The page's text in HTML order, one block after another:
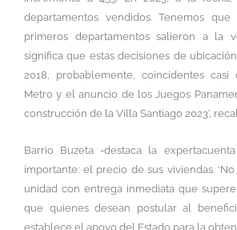
departamentos vendidos. Tenemos
primeros departamentos salieron a la
significa que estas decisiones de
2018, probablemente, coincidentes
Metro y el anuncio de los Juegos
construcción de la Villa Santiago 2023’,
Barrio Buzeta -destaca la
importante: el precio de sus viviendas.
unidad con entrega inmediata que
que quienes desean postular al
establece el apoyo del Estado para la